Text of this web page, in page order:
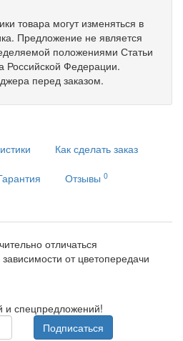
товара могут изменяться в
Предложение не является
положениями Статьи
Российской Федерации.
перед заказом.
Как сделать заказ
Отзывы 0
отличаться
от цветопередачи
и спецпредложений!
Подписаться